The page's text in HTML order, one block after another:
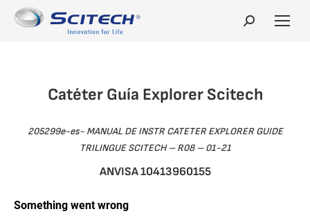
Search:
Catéter Guía Explorer Scitech
205299e-es- MANUAL DE INSTR CATETER EXPLORER GUIDE
TRILINGUE SCITECH – R08 – 01-21
ANVISA 10413960155